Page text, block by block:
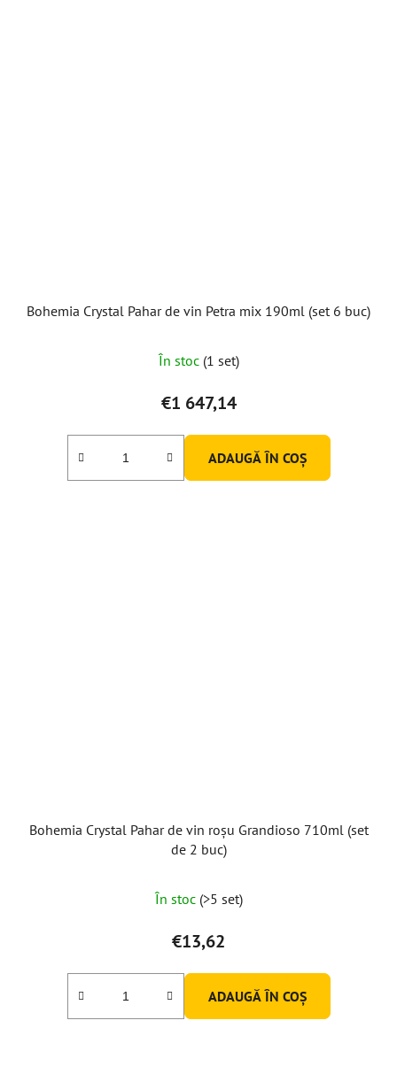
Bohemia Crystal Pahar de vin Petra mix 190ml (set 6 buc)
În stoc (1 set)
€1 647,14
ADAUGĂ ÎN COŞ
Bohemia Crystal Pahar de vin roșu Grandioso 710ml (set
de 2 buc)
În stoc (>5 set)
€13,62
ADAUGĂ ÎN COŞ